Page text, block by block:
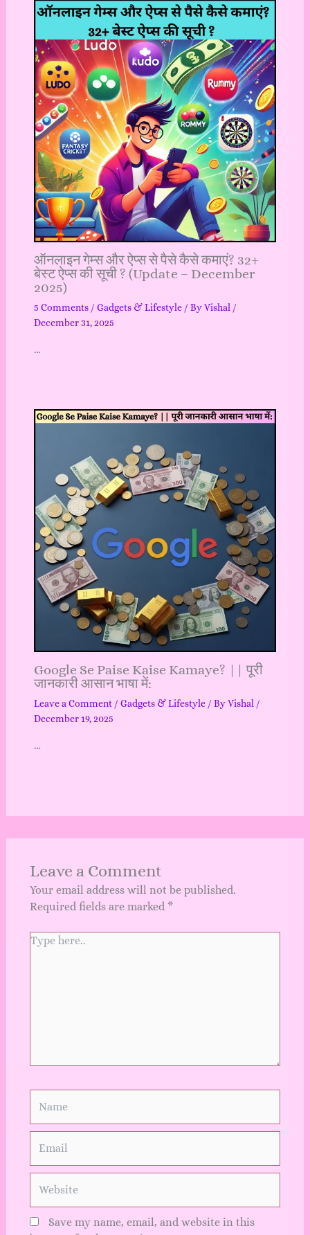
ऑनलाइन गेम्स और ऐप्स से पैसे कैसे कमाएं? 32+
बेस्ट ऐप्स की सूची ? (Update – December
2025)
5 Comments / Gadgets & Lifestyle/ ByVishal /
December 31, 2025
…
Google Se Paise Kaise Kamaye? || पूरी
जानकारी आसान भाषा में:
Leave a Comment / Gadgets & Lifestyle/ ByVishal /
December 19, 2025
…
Leave a Comment
Your email address will not be published.
Required fields are marked *
Type
Save my name, email, and website in this